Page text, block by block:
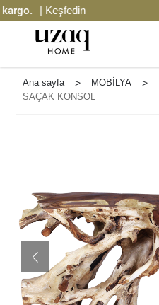
| Keşfedin
Ana sayfa > MOBİLYA >
SAÇAK KONSOL